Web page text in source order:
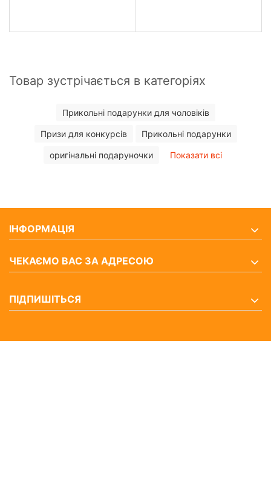
Товар зустрічається в категоріях
Прикольні подарунки для чоловіків
Призи для конкурсів Прикольні подарунки
оригінальні подаруночки Показати всі
ІНФОРМАЦІЯ
ЧЕКАЄМО ВАС ЗА АДРЕСОЮ
ПІДПИШІТЬСЯ